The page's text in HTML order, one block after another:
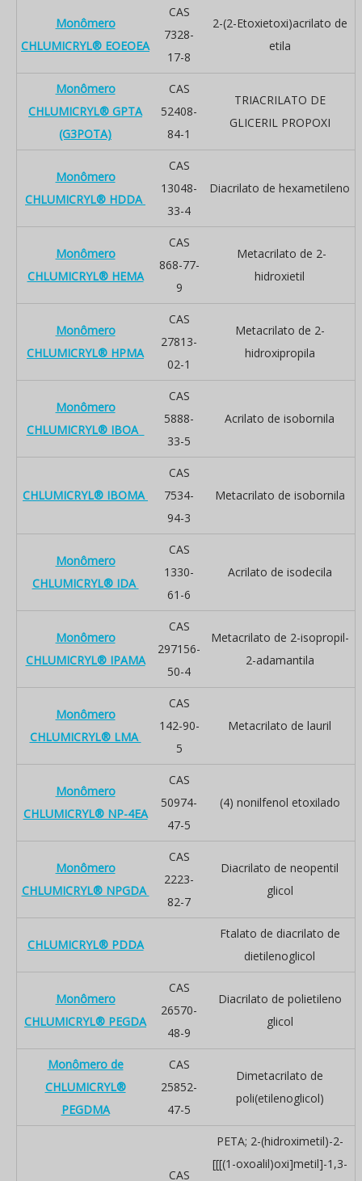
Monômero
CHLUMICRYL® EOEOEA
CAS
7328-
17-8
2-(2-Etoxietoxi)acrilato de
etila
Monômero
CHLUMICRYL® GPTA
(G3POTA)
CAS
52408-
84-1
TRIACRILATO DE
GLICERIL PROPOXI
Monômero
CHLUMICRYL® HDDA
CAS
13048-
33-4
Diacrilato de hexametileno
Monômero
CHLUMICRYL® HEMA
CAS
868-77-
9
Metacrilato de 2-
hidroxietil
Monômero
CHLUMICRYL® HPMA
CAS
27813-
02-1
Metacrilato de 2-
hidroxipropila
Monômero
CHLUMICRYL® IBOA
CAS
5888-
33-5
Acrilato de isobornila
CHLUMICRYL® IBOMA
CAS
7534-
94-3
Metacrilato de isobornila
Monômero
CHLUMICRYL® IDA
CAS
1330-
61-6
Acrilato de isodecila
Monômero
CHLUMICRYL® IPAMA
CAS
297156-
50-4
Metacrilato de 2-isopropil-
2-adamantila
Monômero
CHLUMICRYL® LMA
CAS
142-90-
5
Metacrilato de lauril
Monômero
CHLUMICRYL® NP-4EA
CAS
50974-
47-5
(4) nonilfenol etoxilado
Monômero
CHLUMICRYL® NPGDA
CAS
2223-
82-7
Diacrilato de neopentil
glicol
CHLUMICRYL® PDDA
Ftalato de diacrilato de
dietilenoglicol
Monômero
CHLUMICRYL® PEGDA
CAS
26570-
48-9
Diacrilato de polietileno
glicol
Monômero de
CHLUMICRYL®
PEGDMA
CAS
25852-
47-5
Dimetacrilato de
poli(etilenoglicol)
CAS
PETA; 2-(hidroximetil)-2-
[[[(1-oxoalil)oxi]metil]-1,3-